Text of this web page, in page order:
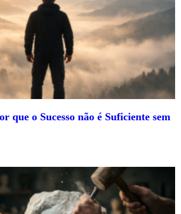
que o Sucesso não é Suficiente sem